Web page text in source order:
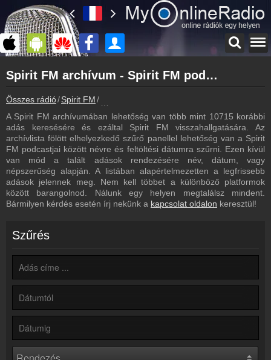
myonlineradio.hu
Spirit FM
Vissza a Spirit FM oldalára
Bejelentkezés
Hozz létre saját fiókot!
Műsorújság
Spirit FM műsorai
Hírek
Spirit FM kapcsolatos hírek
Írj nekünk!
Partnerek
Rádiós partnerek
Rádió beágyazás
Ágyazd be weboldaladba
Online rádió készítés
Készítés lépésről lépésre
Spirit FM archívum - Spirit FM podcasts - Spirit FM visszahallgatás
Összes rádió Spirit FM
A Spirit FM archívumában lehetőség van több mint 10715 korábbi
adás keresésére és ezáltal Spirit FM visszahallgatására. Az
archívlista fölött elhelyezkedő szűrő panellel lehetőség van a Spirit
FM podcastjai között névre és feltöltési dátumra szűrni. Ezen kívül
van mód a talált adások rendezésére név, dátum, vagy
népszerűség alapján. A listában alapértelmezetten a legfrissebb
adások jelennek meg. Nem kell többet a különböző platformok
között barangolnod. Nálunk egy helyen megtalálsz mindent.
Bármilyen kérdés esetén írj nekünk a kapcsolat oldalon keresztül!
Szűrés